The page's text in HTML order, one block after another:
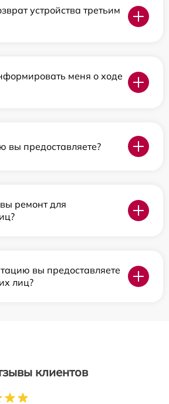
устройства третьим
меня о ходе
вы предоставляете?
ремонт для
вы предоставляете
лиц?
клиентов